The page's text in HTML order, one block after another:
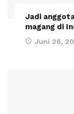
Jadi
magang di
Juni 26,